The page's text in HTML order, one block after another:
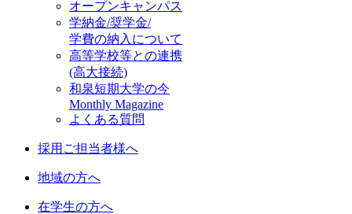
オープンキャンパス
学納金/奨学金/
学費の納入について
高等学校等との連携
(高大接続)
和泉短期大学の今
Monthly Magazine
よくある質問
採用ご担当者様へ
地域の方へ
在学生の方へ